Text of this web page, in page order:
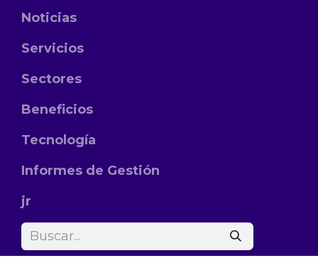
Noticias
Servicios
Sectores
Beneficios
Tecnología
Informes de Gestión
jr